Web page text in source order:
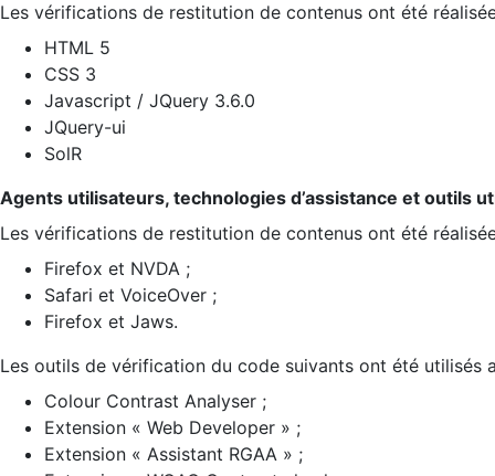
Les vérifications de restitution de contenus ont été
HTML 5
CSS 3
Javascript / JQuery 3.6.0
JQuery-ui
SolR
Agents utilisateurs, technologies d’assistance et outils
Les vérifications de restitution de contenus ont été
Firefox et NVDA ;
Safari et VoiceOver ;
Firefox et Jaws.
Les outils de vérification du code suivants ont été utilisés
Colour Contrast Analyser ;
Extension « Web Developer » ;
Extension « Assistant RGAA » ;